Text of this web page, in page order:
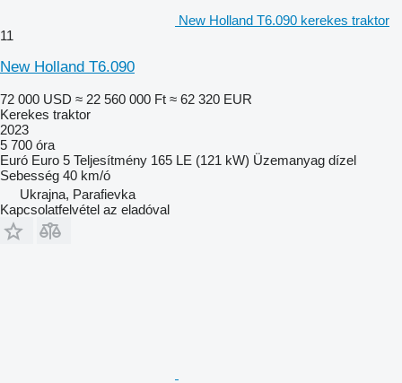
New Holland T6.090 kerekes traktor
11
New Holland T6.090
72 000 USD ≈ 22 560 000 Ft ≈ 62 320 EUR
Kerekes traktor
2023
5 700 óra
Euró Euro 5 Teljesítmény 165 LE (121 kW) Üzemanyag dízel
Sebesség 40 km/ó
Ukrajna, Parafievka
Kapcsolatfelvétel az eladóval